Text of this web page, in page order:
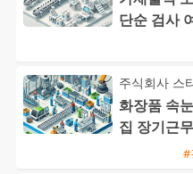
단순 검사
주식회사 스
화장품 속
집 장기근
#